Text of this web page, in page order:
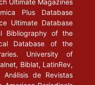
Ultimate Magazines
Plus Database
Ultimate Database
Bibliography of the
Database of the
University of
Biblat, LatinRev,
de Revistas